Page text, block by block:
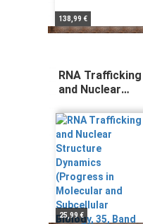
138,99 €
RNA Trafficking
and Nuclear
Dynamics
(Progress in
Molecular and
Subcellular
Biology, 35, Band
35)
25,99 €